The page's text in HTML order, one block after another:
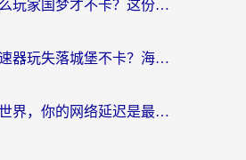
在意大利，怎么玩家国梦才不卡？这份终极加速指南请收好
美国用什么加速器玩失落城堡不卡？海外党亲测有效的国服游戏加速指南
在外国玩魔兽世界，你的网络延迟是最大的敌人